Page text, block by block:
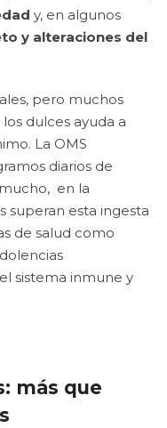
y, en algunos
y alteraciones del
pero muchos
dulces ayuda a
La OMS
diarios de
en la
superan esta ingesta
de salud como
sistema inmune y
más que